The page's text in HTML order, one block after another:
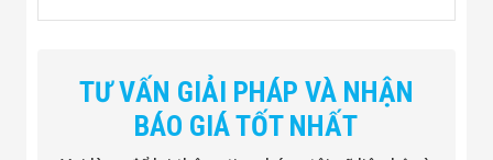
TƯ VẤN GIẢI PHÁP VÀ NHẬN
BÁO GIÁ TỐT NHẤT